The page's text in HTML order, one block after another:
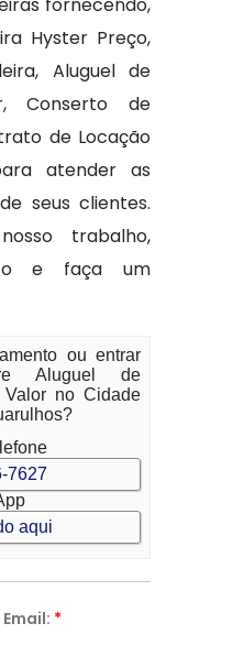
Hyster Preço,
Aluguel de
Conserto de
de Locação
atender as
seus clientes.
trabalho,
e faça um
ou entrar
Aluguel de
Valor no Cidade
7627
aqui
Email: *